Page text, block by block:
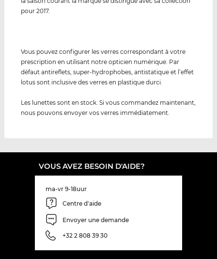
pour 2017.
Vous pouvez configurer les verres correspondant à votre
prescription en utilisant notre opticien numérique. Par
défaut antireflets, super-hydrophobes, antistatique et l’effet
lotus sont inclusive des verres en plastique durci.
Les lunettes sont en stock. Si vous commandez maintenant,
nous pouvons envoyer vos verres immédiatement.
VOUS AVEZ BESOIN D'AIDE?
ma-vr 9-18uur
Centre d'aide
Envoyer une demande
+32 2 808 39 30